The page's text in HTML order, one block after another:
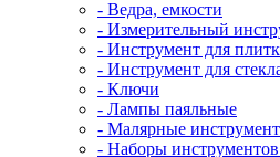
- Ведра, емкости
- Измерительный
- Инструмент для
- Инструмент для
- Ключи
- Лампы паяльные
- Малярные
- Наборы